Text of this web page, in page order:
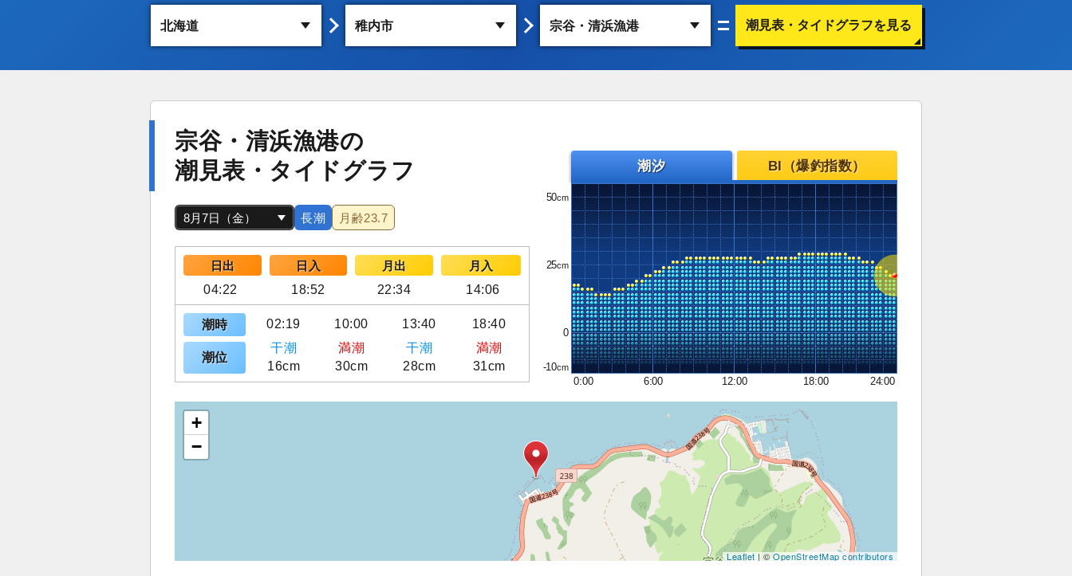
潮見表・タイドグラフを見る
宗谷・清浜漁港の
潮見表・タイドグラフ
長潮 月齢23.7
日出 日入 月出
月入
04:22
18:52 22:34 14:06
潮時 02:19 10:00 13:40 18:40
潮位
干潮 満潮 干潮
満潮
16cm
30cm 28cm 31cm
潮汐 BI（爆釣指数）
50
25
0
-10
0:00
6:00 12:00 18:00 24:00
+
−
Leaflet| ©OpenStreetMap contributors